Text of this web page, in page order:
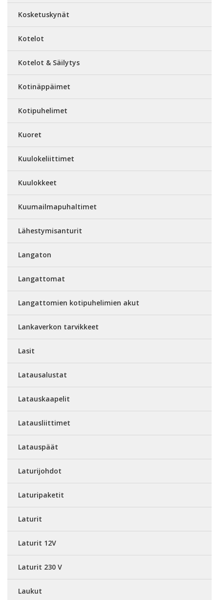
Kosketuskynät
Kotelot
Kotelot & Säilytys
Kotinäppäimet
Kotipuhelimet
Kuoret
Kuulokeliittimet
Kuulokkeet
Kuumailmapuhaltimet
Lähestymisanturit
Langaton
Langattomat
Langattomien kotipuhelimien akut
Lankaverkon tarvikkeet
Lasit
Latausalustat
Latauskaapelit
Latausliittimet
Latauspäät
Laturijohdot
Laturipaketit
Laturit
Laturit 12V
Laturit 230 V
Laukut